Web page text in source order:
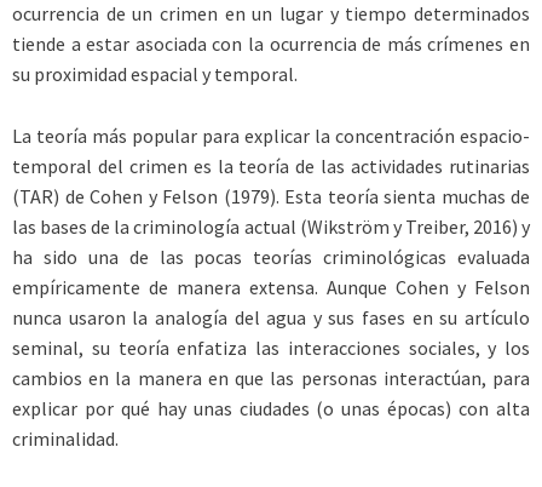
ocurrencia de un crimen en un lugar y tiempo determinados
tiende a estar asociada con la ocurrencia de más crímenes en
su proximidad espacial y temporal.
La teoría más popular para explicar la concentración espacio-
temporal del crimen es la teoría de las actividades rutinarias
(TAR) de Cohen y Felson (1979). Esta teoría sienta muchas de
las bases de la criminología actual (Wikström y Treiber, 2016) y
ha sido una de las pocas teorías criminológicas evaluada
empíricamente de manera extensa. Aunque Cohen y Felson
nunca usaron la analogía del agua y sus fases en su artículo
seminal, su teoría enfatiza las interacciones sociales, y los
cambios en la manera en que las personas interactúan, para
explicar por qué hay unas ciudades (o unas épocas) con alta
criminalidad.